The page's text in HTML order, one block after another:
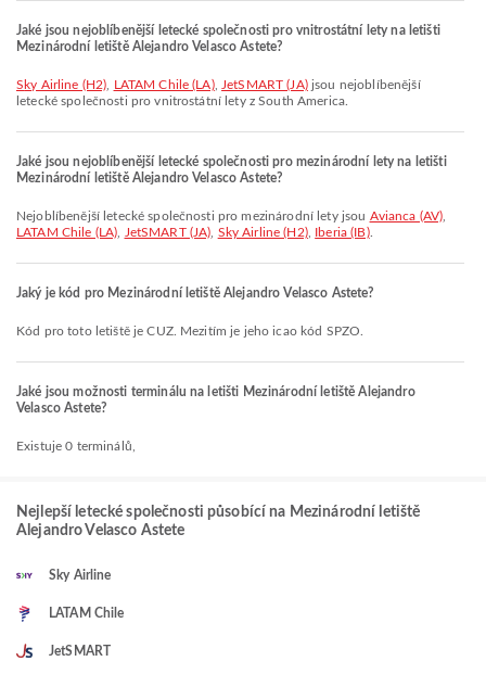
Jaké jsou nejoblíbenější letecké společnosti pro vnitrostátní lety na letišti
Mezinárodní letiště Alejandro Velasco Astete?
Sky Airline (H2) LATAM Chile (LA), JetSMART (JA)jsou nejoblíbenější
letecké společnosti pro vnitrostátní lety z South America.
Jaké jsou nejoblíbenější letecké společnosti pro mezinárodní lety na letišti
Mezinárodní letiště Alejandro Velasco Astete?
Nejoblíbenější letecké společnosti pro mezinárodní lety jsou Avianca (AV)
LATAM Chile (LA)
JetSMART (JA) Sky Airline (H2), Iberia (IB).
Jaký je kód pro Mezinárodní letiště Alejandro Velasco Astete?
Kód pro toto letiště je CUZ. Mezitím je jeho icao kód SPZO.
Jaké jsou možnosti terminálu na letišti Mezinárodní letiště Alejandro
Velasco Astete?
Existuje 0 terminálů,
Nejlepší letecké společnosti působící na Mezinárodní letiště
Alejandro Velasco Astete
Sky Airline
LATAM Chile
JetSMART